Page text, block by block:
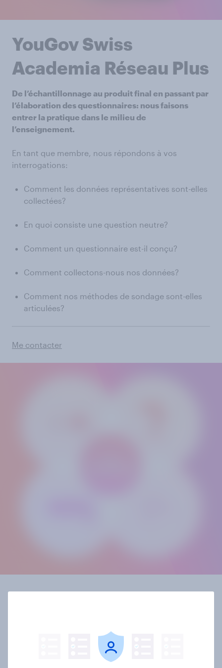
YouGov Swiss
Academia Réseau Plus
De l’échantillonnage au produit final en passant par
l’élaboration des questionnaires: nous faisons
entrer la pratique dans le milieu de
l’enseignement.
En tant que membre, nous répondons à vos
interrogations:
Comment les données représentatives sont-elles
collectées?
En quoi consiste une question neutre?
Comment un questionnaire est-il conçu?
Comment collectons-nous nos données?
Comment nos méthodes de sondage sont-elles
articulées?
Me contacter
Produits YouGov Swiss
Nos trois produits Academia
sont exclusivement
réservés aux membres du réseau Academia et